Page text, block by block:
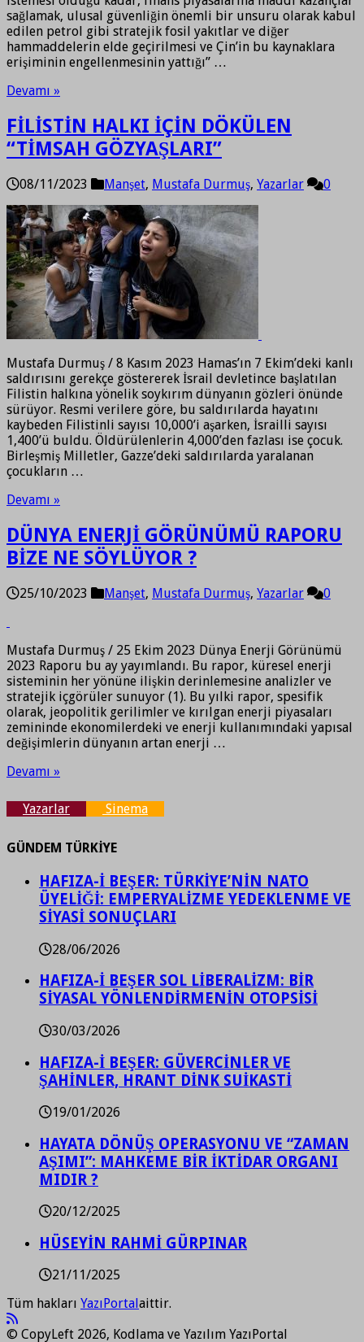
sağlamak, ulusal güvenliğin önemli bir unsuru olarak kabul
edilen petrol gibi stratejik fosil yakıtlar ve diğer
hammaddelerin elde geçirilmesi ve Çin’in bu kaynaklara
erişiminin engellenmesinin yattığı” …
Devamı »
FİLİSTİN HALKI İÇİN DÖKÜLEN
“TİMSAH GÖZYAŞLARI”
08/11/2023 Manşet, Mustafa Durmuş, Yazarlar 0
Mustafa Durmuş / 8 Kasım 2023 Hamas’ın 7 Ekim’deki kanlı
saldırısını gerekçe göstererek İsrail devletince başlatılan
Filistin halkına yönelik soykırım dünyanın gözleri önünde
sürüyor. Resmi verilere göre, bu saldırılarda hayatını
kaybeden Filistinli sayısı 10,000’i aşarken, İsrailli sayısı
1,400’ü buldu. Öldürülenlerin 4,000’den fazlası ise çocuk.
Birleşmiş Milletler, Gazze’deki saldırılarda yaralanan
çocukların …
Devamı »
DÜNYA ENERJİ GÖRÜNÜMÜ RAPORU
BİZE NE SÖYLÜYOR ?
25/10/2023 Manşet, Mustafa Durmuş, Yazarlar 0
Mustafa Durmuş / 25 Ekim 2023 Dünya Enerji Görünümü
2023 Raporu bu ay yayımlandı. Bu rapor, küresel enerji
sisteminin her yönüne ilişkin derinlemesine analizler ve
stratejik içgörüler sunuyor (1). Bu yılki rapor, spesifik
olarak, jeopolitik gerilimler ve kırılgan enerji piyasaları
zemininde ekonomilerdeki ve enerji kullanımındaki yapısal
değişimlerin dünyanın artan enerji …
Devamı »
Yazarlar Sinema
GÜNDEM TÜRKİYE
HAFIZA-İ BEŞER: TÜRKİYE’NİN NATO
ÜYELİĞİ: EMPERYALİZME YEDEKLENME VE
SİYASİ SONUÇLARI
28/06/2026
HAFIZA-İ BEŞER SOL LİBERALİZM: BİR
SİYASAL YÖNLENDİRMENİN OTOPSİSİ
30/03/2026
HAFIZA-İ BEŞER: GÜVERCİNLER VE
ŞAHİNLER, HRANT DİNK SUİKASTİ
19/01/2026
HAYATA DÖNÜŞ OPERASYONU VE “ZAMAN
AŞIMI”: MAHKEME BİR İKTİDAR ORGANI
MIDIR ?
20/12/2025
HÜSEYİN RAHMİ GÜRPINAR
21/11/2025
Tüm hakları YazıPortal aittir.
© CopyLeft 2026, Kodlama ve Yazılım YazıPortal